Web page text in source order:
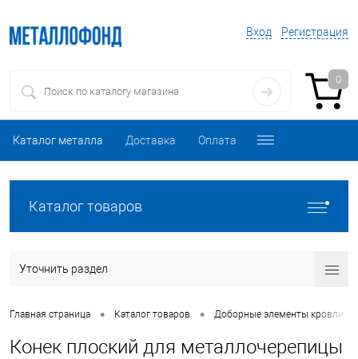
Вход Регистрация
0
Каталог металла Доставка Оплата
Каталог товаров
Уточнить раздел
Главная страница • Каталог товаров • Доборные элементы кровли
Конек плоский для металлочерепицы